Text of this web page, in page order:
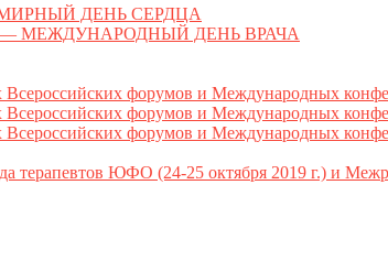
ДЕНЬ СЕРДЦА
— МЕЖДУНАРОДНЫЙ ДЕНЬ ВРАЧА
форумов и Международных
форумов и Международных
форумов и Международных
ЮФО (24-25 октября 2019 г.) и